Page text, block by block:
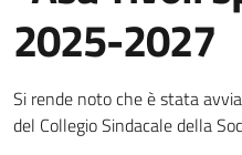
2025-2027
Dettagli della
Si rende noto che è stata
del Collegio Sindacale della